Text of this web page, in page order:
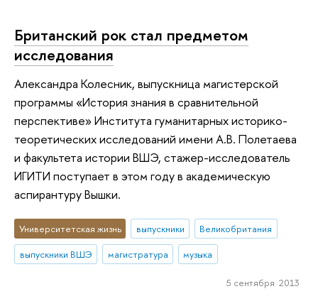
Британский рок стал предметом
исследования
Александра Колесник, выпускница магистерской
программы «История знания в сравнительной
перспективе» Института гуманитарных историко-
теоретических исследований имени А.В. Полетаева
и факультета истории ВШЭ, стажер-исследователь
ИГИТИ поступает в этом году в академическую
аспирантуру Вышки.
Университетская жизнь выпускники
Великобритания
выпускники ВШЭ
магистратура музыка
5 сентября 2013